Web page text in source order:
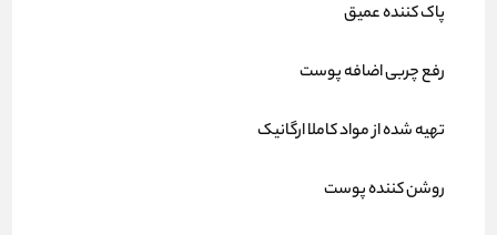
پاک کننده عمیق
رفع چربی اضافه پوست
تهیه شده از مواد کاملا ارگانیک
روشن کننده پوست